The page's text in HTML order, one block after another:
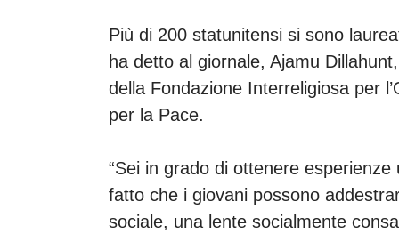
Più di 200 statunitensi si sono
ha detto al giornale, Ajamu
della Fondazione Interreligiosa per
per la Pace.
“Sei in grado di ottenere
fatto che i giovani possono
sociale, una lente socialmente